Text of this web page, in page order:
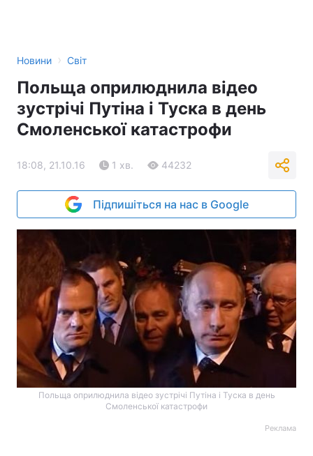
Новини › Світ
Польща оприлюднила відео
зустрічі Путіна і Туска в день
Смоленської катастрофи
18:08, 21.10.16 1 хв. 44232
Підпишіться на нас в Google
Польща оприлюднила відео зустрічі Путіна і Туска в день
Смоленської катастрофи
Реклама